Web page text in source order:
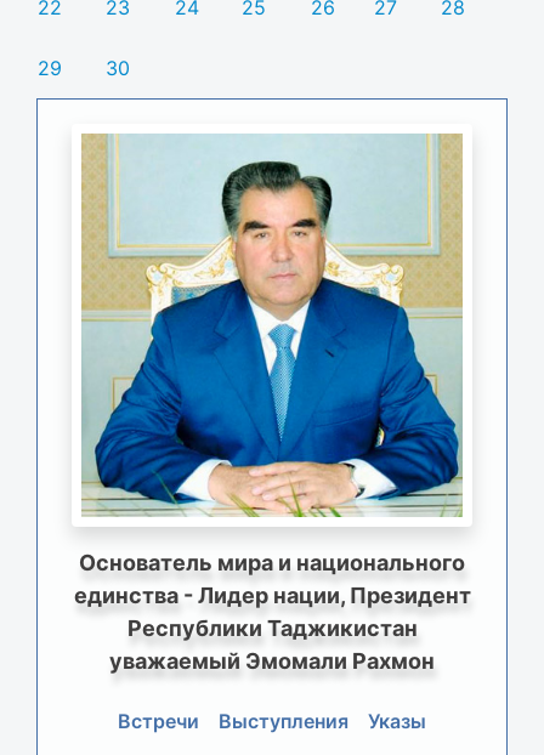
22 23 24 25 26 27 28
29 30
Основатель мира и национального
единства - Лидер нации, Президент
Республики Таджикистан
уважаемый Эмомали Рахмон
Встречи Выступления
Указы